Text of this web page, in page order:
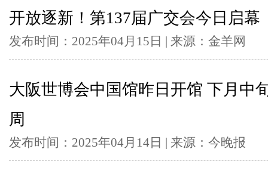
开放逐新！第137届广交会今日启幕
发布时间：2025年04月15日 | 来源：金羊网
大阪世博会中国馆昨日开馆 下月中
周
发布时间：2025年04月14日 | 来源：今晚报